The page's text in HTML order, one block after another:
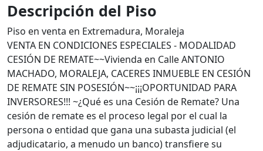
Descripción del Piso
Piso en venta en Extremadura, Moraleja
VENTA EN CONDICIONES ESPECIALES - MODALIDAD
CESIÓN DE REMATE~~Vivienda en Calle ANTONIO
MACHADO, MORALEJA, CACERES INMUEBLE EN CESIÓN
DE REMATE SIN POSESIÓN~~¡¡¡OPORTUNIDAD PARA
INVERSORES!!! ~¿Qué es una Cesión de Remate? Una
cesión de remate es el proceso legal por el cual la
persona o entidad que gana una subasta judicial (el
adjudicatario, a menudo un banco) transfiere su